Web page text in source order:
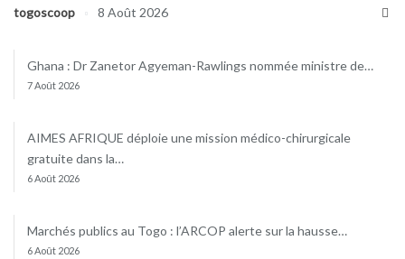
togoscoop
8 Août 2026
Ghana : Dr Zanetor Agyeman-Rawlings nommée ministre de…
7 Août 2026
AIMES AFRIQUE déploie une mission médico-chirurgicale
gratuite dans la…
6 Août 2026
Marchés publics au Togo : l’ARCOP alerte sur la hausse…
6 Août 2026